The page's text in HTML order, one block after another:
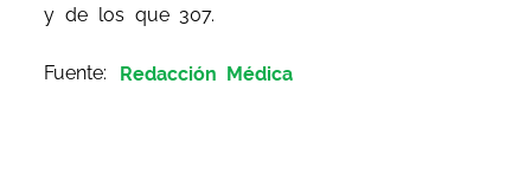
y de los que 307.
Fuente: Redacción Médica